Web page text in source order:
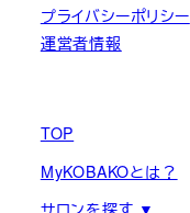
プライバシーポリシー
運営者情報
TOP
MyKOBAKOとは？